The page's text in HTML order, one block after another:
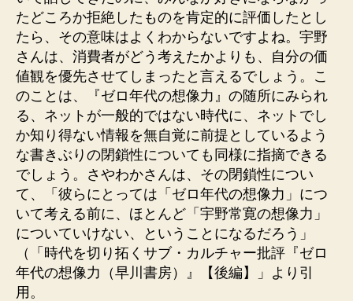
たどころか拒絶したものを肯定的に評価したとし
たら、その意味はよくわからないですよね。宇野
さんは、消費者がどう考えたかよりも、自分の価
値観を優先させてしまったと言えるでしょう。こ
のことは、『ゼロ年代の想像力』の随所にみられ
る、ネットが一般的ではない時代に、ネットでし
か知り得ない情報を無自覚に前提としているよう
な書きぶりの閉鎖性についても同様に指摘できる
でしょう。さやわかさんは、その閉鎖性につい
て、「彼らにとっては「ゼロ年代の想像力」につ
いて考える前に、ほとんど「宇野常寛の想像力」
についていけない、ということになるだろう」
（「時代を切り拓くサブ・カルチャー批評『ゼロ
年代の想像力（早川書房）』【後編】」より引
用。